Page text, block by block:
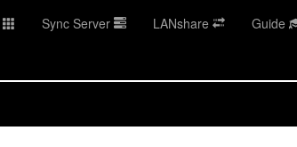
Sync Server LANshare Guide